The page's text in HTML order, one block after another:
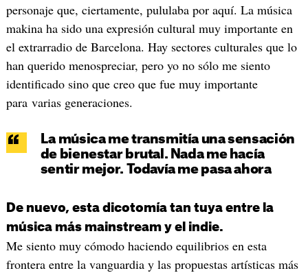
personaje que, ciertamente, pululaba por aquí. La música
makina ha sido una expresión cultural muy importante en
el extrarradio de Barcelona. Hay sectores culturales que lo
han querido menospreciar, pero yo no sólo me siento
identificado sino que creo que fue muy importante
para varias generaciones.
La música me transmitía una sensación
de bienestar brutal. Nada me hacía
sentir mejor. Todavía me pasa ahora
De nuevo, esta dicotomía tan tuya entre la
música más mainstream y el indie.
Me siento muy cómodo haciendo equilibrios en esta
frontera entre la vanguardia y las propuestas artísticas más